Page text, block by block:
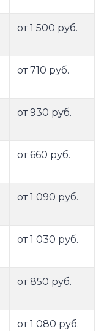
от 1 500 руб.
от 710 руб.
от 930 руб.
от 660 руб.
от 1 090 руб.
от 1 030 руб.
от 850 руб.
от 1 080 руб.